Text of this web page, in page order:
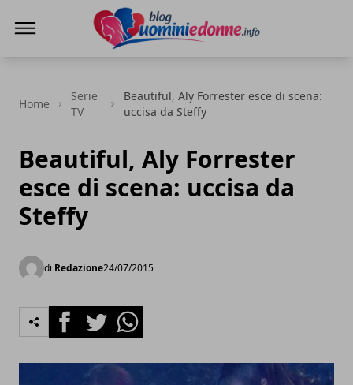
Home
Serie
TV
Beautiful, Aly Forrester esce di scena:
uccisa da Steffy
Beautiful, Aly Forrester
esce di scena: uccisa da
Steffy
di Redazione24/07/2015
FacebookTwitterWhatsapp